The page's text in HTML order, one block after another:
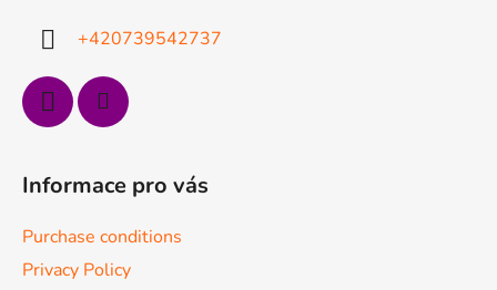
+420739542737
Informace pro vás
Purchase conditions
Privacy Policy